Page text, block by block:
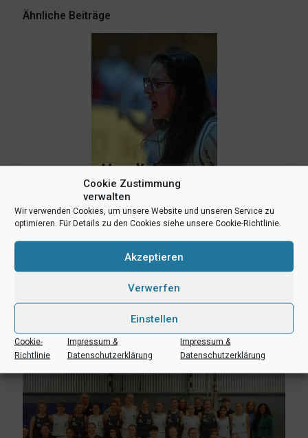
Cookie Zustimmung
verwalten
Wir verwenden Cookies, um unsere Website und unseren Service zu
optimieren. Für Details zu den Cookies siehe unsere Cookie-Richtlinie.
Akzeptieren
Verwerfen
Einstellen
Cookie-
Richtlinie
Impressum &
Datenschutzerklärung
Impressum &
Datenschutzerklärung
Ähnliche Beiträge
3. Juni 2026
UBC Münster verpflichtet neue Trainerin für die Damen